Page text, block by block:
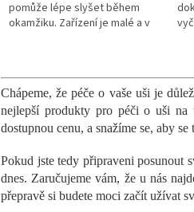
pomůže lépe slyšet během
okamžiku. Zařízení je malé a v
Chápeme, že péče o vaše uši je
nejlepší produkty pro péči o uši
dostupnou cenu, a snažíme se, aby
Pokud jste tedy připraveni posunout
dnes. Zaručujeme vám, že u nás
přepravě si budete moci začít užívat